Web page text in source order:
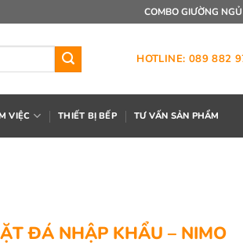
COMBO GIƯỜNG
HOTLINE: 089 882
VIỆC THIẾT BỊ BẾP TƯ VẤN SẢN PHẨM
ĐÁ NHẬP KHẨU – NIMO